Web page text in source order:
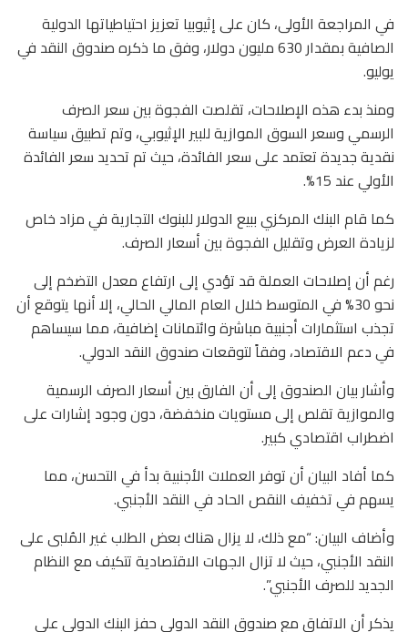
في المراجعة الأولى، كان على إثيوبيا تعزيز احتياطياتها الدولية
الصافية بمقدار 630 مليون دولار، وفق ما ذكره صندوق النقد في
يوليو.
ومنذ بدء هذه الإصلاحات، تقلصت الفجوة بين سعر الصرف
الرسمي وسعر السوق الموازية للبير الإثيوبي، وتم تطبيق سياسة
نقدية جديدة تعتمد على سعر الفائدة، حيث تم تحديد سعر الفائدة
الأولي عند 15%.
كما قام البنك المركزي ببيع الدولار للبنوك التجارية في مزاد خاص
لزيادة العرض وتقليل الفجوة بين أسعار الصرف.
رغم أن إصلاحات العملة قد تؤدي إلى ارتفاع معدل التضخم إلى
نحو 30% في المتوسط خلال العام المالي الحالي، إلا أنها يتوقع أن
تجذب استثمارات أجنبية مباشرة وائتمانات إضافية، مما سيساهم
في دعم الاقتصاد، وفقاً لتوقعات صندوق النقد الدولي.
وأشار بيان الصندوق إلى أن الفارق بين أسعار الصرف الرسمية
والموازية تقلص إلى مستويات منخفضة، دون وجود إشارات على
اضطراب اقتصادي كبير.
كما أفاد البيان أن توفر العملات الأجنبية بدأ في التحسن، مما
يسهم في تخفيف النقص الحاد في النقد الأجنبي.
وأضاف البيان: “مع ذلك، لا يزال هناك بعض الطلب غير المُلبى على
النقد الأجنبي، حيث لا تزال الجهات الاقتصادية تتكيف مع النظام
الجديد للصرف الأجنبي”.
يذكر أن الاتفاق مع صندوق النقد الدولي حفز البنك الدولي على